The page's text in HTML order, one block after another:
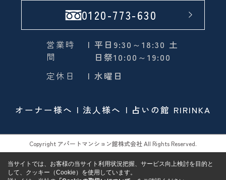
0120-773-630
営業時
間
| 平日9:30～18:30 土
日祭10:00～19:00
定休日
| 水曜日
オーナー様へ 法人様へ 占いの館 RIRINKA
Copyright アパートマンション館株式会社 All Rights Reserved.
当サイトでは、お客様の当サイト利用状況把握、サービス向上検討を目的と
して、クッキー（Cookie）を使用しています。